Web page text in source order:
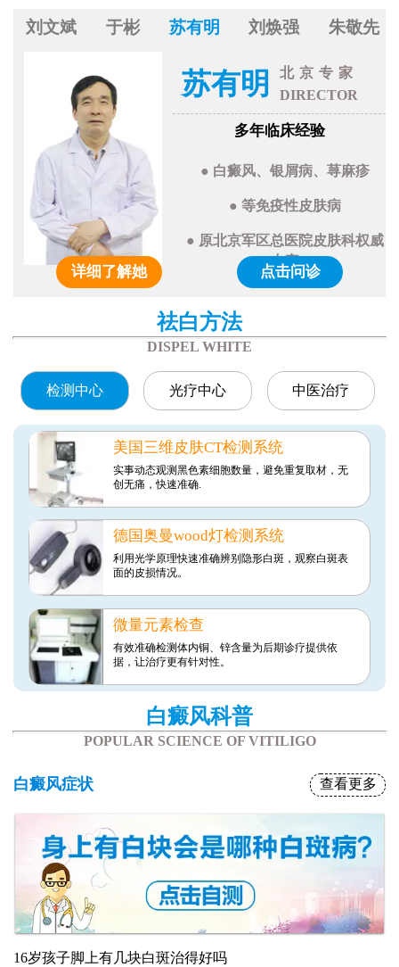
刘文斌 于彬 苏有明 刘焕强 朱敬先
苏有明
北京专家
DIRECTOR
多年临床经验
● 白癜风、银屑病、荨麻疹
● 等免疫性皮肤病
● 原北京军区总医院皮肤科权威
专家
详细了解她 点击问诊
祛白方法
DISPEL WHITE
检测中心 光疗中心 中医治疗
美国三维皮肤CT检测系统
实事动态观测黑色素细胞数量，避免重复取材，无
创无痛，快速准确.
德国奥曼wood灯检测系统
利用光学原理快速准确辨别隐形白斑，观察白斑表
面的皮损情况。
微量元素检查
有效准确检测体内铜、锌含量为后期诊疗提供依
据，让治疗更有针对性。
白癜风科普
POPULAR SCIENCE OF VITILIGO
白癜风症状 查看更多
16岁孩子脚上有几块白斑治得好吗